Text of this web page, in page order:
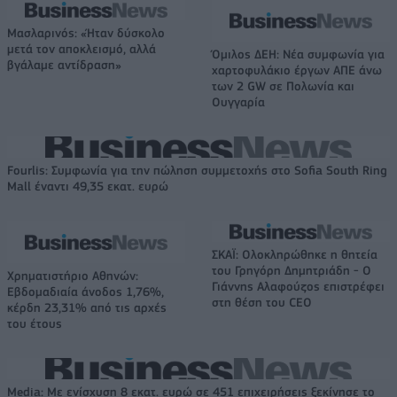
Μασλαρινός: «Ήταν δύσκολο
μετά τον αποκλεισμό, αλλά
βγάλαμε αντίδραση»
Όμιλος ΔΕΗ: Νέα συμφωνία για
χαρτοφυλάκιο έργων ΑΠΕ άνω
των 2 GW σε Πολωνία και
Ουγγαρία
Fourlis: Συμφωνία για την πώληση συμμετοχής στο Sofia South Ring
Mall έναντι 49,35 εκατ. ευρώ
Χρηματιστήριο Αθηνών:
Εβδομαδιαία άνοδος 1,76%,
κέρδη 23,31% από τις αρχές
του έτους
ΣΚΑΪ: Ολοκληρώθηκε η θητεία
του Γρηγόρη Δημητριάδη - Ο
Γιάννης Αλαφούζος επιστρέφει
στη θέση του CEO
Media: Με ενίσχυση 8 εκατ. ευρώ σε 451 επιχειρήσεις ξεκίνησε το